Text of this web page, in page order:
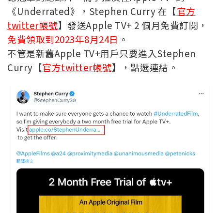
《Underrated》，Stephen Curry 在【官方
twitter帳號】發送Apple TV+ 2 個月免費訂閱，
免費領取到2023年8月24日 。
不管是新舊Apple TV+用戶只要進入Stephen
Curry【官方twitter帳號】，點選連結。